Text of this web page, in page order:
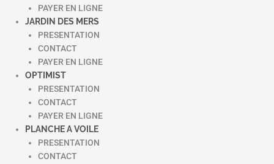
PAYER EN LIGNE
JARDIN DES MERS
PRESENTATION
CONTACT
PAYER EN LIGNE
OPTIMIST
PRESENTATION
CONTACT
PAYER EN LIGNE
PLANCHE A VOILE
PRESENTATION
CONTACT